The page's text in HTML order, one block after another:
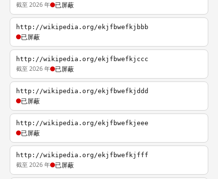
截至 2026 年 已屏蔽
http://wikipedia.org/ekjfbwefkjbbb
已屏蔽
http://wikipedia.org/ekjfbwefkjccc
截至 2026 年 已屏蔽
http://wikipedia.org/ekjfbwefkjddd
已屏蔽
http://wikipedia.org/ekjfbwefkjeee
已屏蔽
http://wikipedia.org/ekjfbwefkjfff
截至 2026 年 已屏蔽